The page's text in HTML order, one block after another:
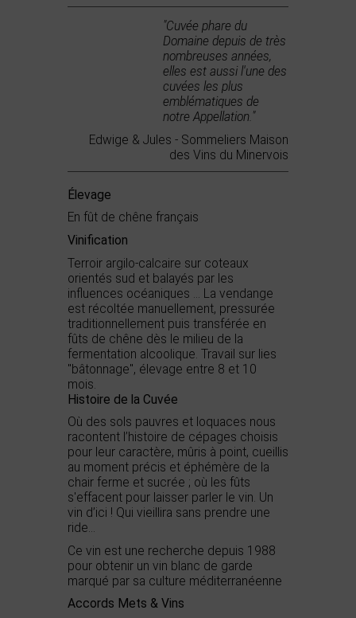
"Cuvée phare du
Domaine depuis de très
nombreuses années,
elles est aussi l'une des
cuvées les plus
emblématiques de
notre Appellation."
Edwige & Jules - Sommeliers Maison
des Vins du Minervois
Élevage
En fût de chêne français
Vinification
Terroir argilo-calcaire sur coteaux
orientés sud et balayés par les
influences océaniques ... La vendange
est récoltée manuellement, pressurée
traditionnellement puis transférée en
fûts de chêne dès le milieu de la
fermentation alcoolique. Travail sur lies
"bâtonnage", élevage entre 8 et 10
mois.
Histoire de la Cuvée
Où des sols pauvres et loquaces nous
racontent l’histoire de cépages choisis
pour leur caractère, mûris à point, cueillis
au moment précis et éphémère de la
chair ferme et sucrée ; où les fûts
s'effacent pour laisser parler le vin. Un
vin d’ici ! Qui vieillira sans prendre une
ride...
Ce vin est une recherche depuis 1988
pour obtenir un vin blanc de garde
marqué par sa culture méditerranéenne
Accords Mets & Vins